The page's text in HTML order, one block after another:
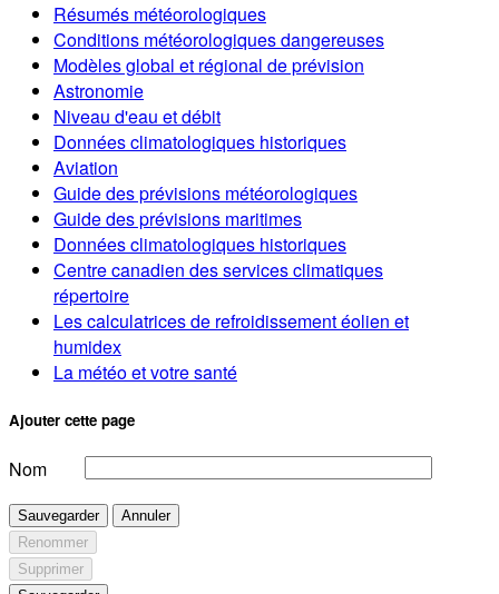
Résumés météorologiques
Conditions météorologiques dangereuses
Modèles global et régional de prévision
Astronomie
Niveau d'eau et débit
Données climatologiques historiques
Aviation
Guide des prévisions météorologiques
Guide des prévisions maritimes
Données climatologiques historiques
Centre canadien des services climatiques
répertoire
Les calculatrices de refroidissement éolien et
humidex
La météo et votre santé
Ajouter cette page
Nom
Sauvegarder
Annuler
Renommer
Supprimer